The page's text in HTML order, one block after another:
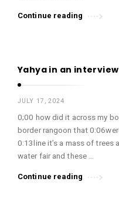
Continue reading
Yahya in an interview
JULY 17, 2024
0;00 how did it across my
border rangoon that
0:13line it’s a mass of trees
water fair and these …
Continue reading